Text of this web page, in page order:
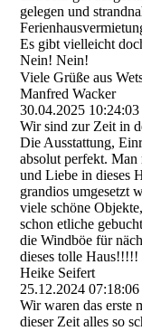
gelegen und
Es gibt vielleicht
Nein! Nein!
Viele Grüße aus
Manfred Wacker
30.04.2025 10:24:03
Wir sind zur Zeit in
Die Ausstattung,
absolut perfekt.
und Liebe in dieses
grandios umgesetzt
viele schöne
schon etliche
die Windböe für
dieses tolle Haus!!!!!
Heike Seifert
25.12.2024 07:18:06
Wir waren das erste
dieser Zeit alles so